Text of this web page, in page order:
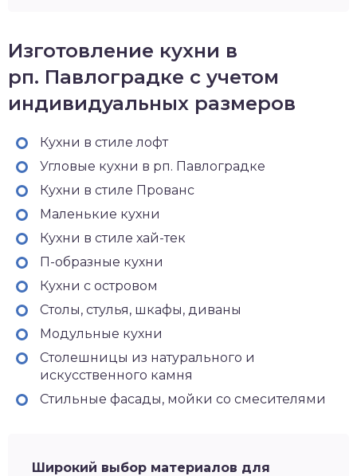
Изготовление кухни в
рп. Павлоградке с учетом
индивидуальных размеров
Кухни в стиле лофт
Угловые кухни в рп. Павлоградке
Кухни в стиле Прованс
Маленькие кухни
Кухни в стиле хай-тек
П-образные кухни
Кухни с островом
Столы, стулья, шкафы, диваны
Модульные кухни
Столешницы из натурального и
искусственного камня
Стильные фасады, мойки со смесителями
Широкий выбор материалов для